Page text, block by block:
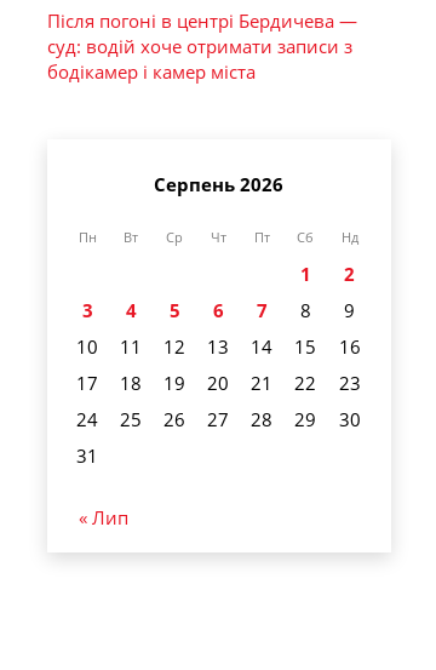
Після погоні в центрі Бердичева —
суд: водій хоче отримати записи з
бодікамер і камер міста
Серпень 2026
Пн Вт Ср Чт Пт Сб Нд
1
2
3
4 5 6 7 8
9
10
11 12 13 14 15
16
17
18 19 20 21 22
23
24
25 26 27 28 29
30
31
« Лип